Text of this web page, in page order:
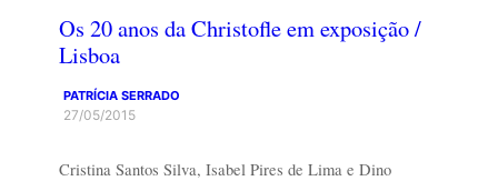
Os 20 anos da Christofle em exposição /
Lisboa
PATRÍCIA SERRADO
27/05/2015
Cristina Santos Silva, Isabel Pires de Lima e Dino